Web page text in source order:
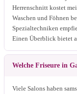
Herrenschnitt kostet
Waschen und Föhnen
Spezialtechniken
Einen Überblick bietet
Welche Friseure in
Viele Salons haben